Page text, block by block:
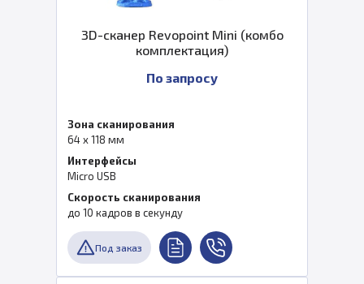
3D-сканер Revopoint Mini (комбо
комплектация)
По запросу
Зона сканирования
64 x 118 мм
Интерфейсы
Micro USB
Скорость сканирования
до 10 кадров в секунду
Под заказ